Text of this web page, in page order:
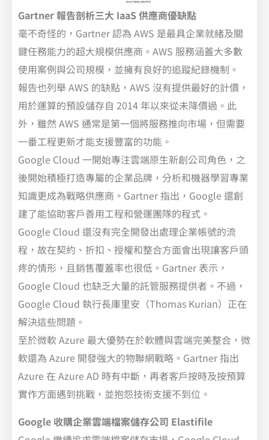
Gartner 報告剖析三大 IaaS 供應商優缺點
毫不奇怪的，Gartner 認為 AWS 是最具企業就緒及關
鍵任務能力的超大規模供應商。AWS 服務涵蓋大多數
使用案例與公司規模，並擁有良好的追蹤紀錄機制。
報告也列舉 AWS 的缺點，AWS 沒有提供最好的計價，
用於運算的預設儲存自 2014 年以來從未降價過。此
外，雖然 AWS 通常是第一個將服務推向市場，但需要
一番工程更新才能支援豐富的功能。
Google Cloud 一開始專注雲端原生新創公司角色，之
後開始積極打造專屬的企業品牌，分析和機器學習專業
知識更成為戰略供應商。Gartner 指出，Google 還創
建了能協助客戶善用工程和營運團隊的程式。
Google Cloud 還沒有完全開發出處理企業帳號的流
程，故在契約、折扣、授權和整合方面會出現讓客戶頭
疼的情形，且銷售覆蓋率也很低。Gartner 表示，
Google Cloud 也缺乏大量的託管服務提供者。不過，
Google Cloud 執行長庫里安（Thomas Kurian）正在
解決這些問題。
至於微軟 Azure 最大優勢在於軟體與雲端完美整合，微
軟還為 Azure 開發強大的物聯網戰略。Gartner 指出
Azure 在 Azure AD 時有中斷，再者客戶按時及按預算
實作方面遇到挑戰，並抱怨技術支援不到位。
Google 收購企業雲端檔案儲存公司 Elastifile